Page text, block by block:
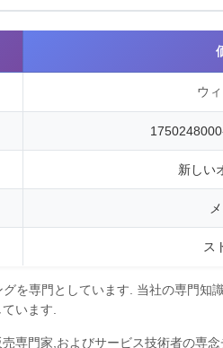
ウ
新しい
ス
を専門としています. 当社の専門知
います.
専門家,およびサービス技術者の専